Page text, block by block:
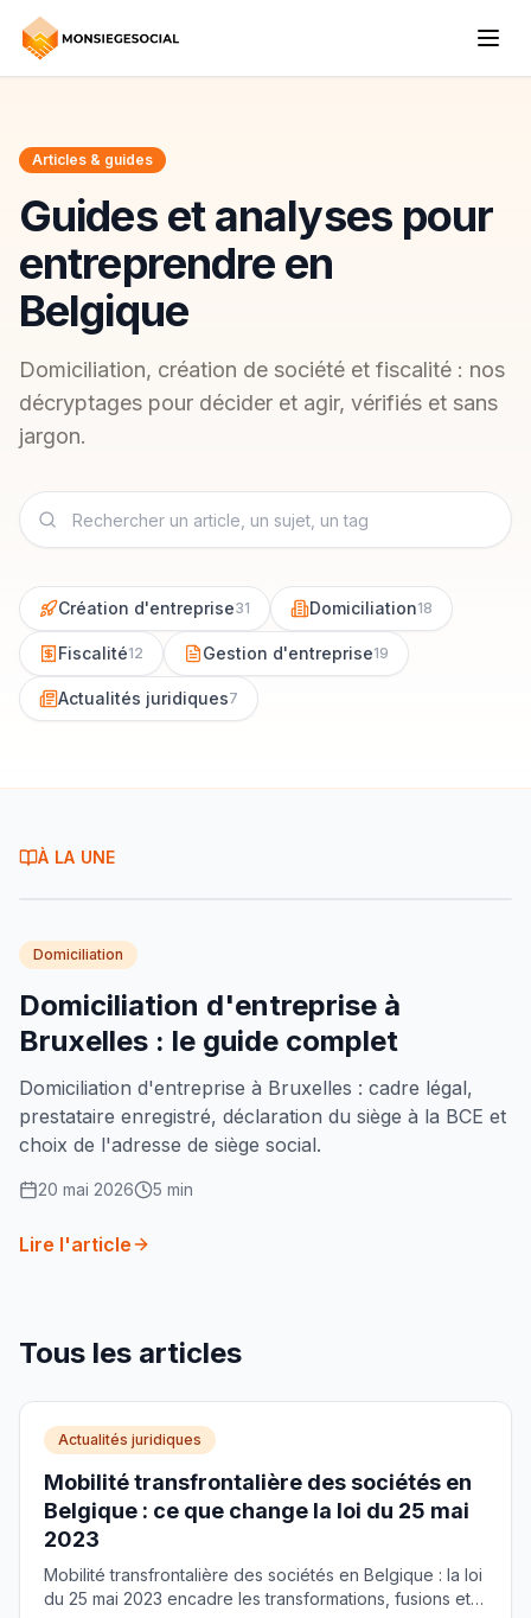
Articles & guides
Guides et analyses pour
entreprendre en
Belgique
Domiciliation, création de société et fiscalité : nos
décryptages pour décider et agir, vérifiés et sans
jargon.
Rechercher un article
Création d'entreprise31 Domiciliation18
Fiscalité12 Gestion d'entreprise19
Actualités juridiques7
À LA UNE
Domiciliation
Domiciliation d'entreprise à
Bruxelles : le guide complet
Domiciliation d'entreprise à Bruxelles : cadre légal,
prestataire enregistré, déclaration du siège à la BCE et
choix de l'adresse de siège social.
20 mai 2026 5 min
Lire l'article
Tous les articles
Actualités juridiques
Mobilité transfrontalière des sociétés en
Belgique : ce que change la loi du 25 mai
2023
Mobilité transfrontalière des sociétés en Belgique : la loi
du 25 mai 2023 encadre les transformations, fusions et